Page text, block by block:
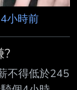
4小時前
?
不得低於245